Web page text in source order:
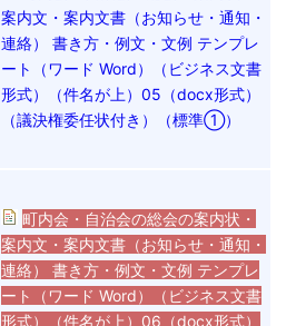
案内文・案内文書（お知らせ・通知・
連絡） 書き方・例文・文例 テンプレ
ート（ワード Word）（ビジネス文書
形式）（件名が上）05（docx形式）
（議決権委任状付き）（標準①）
町内会・自治会の総会の案内状・
案内文・案内文書（お知らせ・通知・
連絡） 書き方・例文・文例 テンプレ
ート（ワード Word）（ビジネス文書
形式）（件名が上）06（docx形式）